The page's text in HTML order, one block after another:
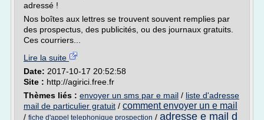
adressé !
Nos boîtes aux lettres se trouvent souvent remplies par
des prospectus, des publicités, ou des journaux gratuits.
Ces courriers...
Lire la suite
Date: 2017-10-17 20:52:58
Site : http://agirici.free.fr
Thèmes liés : envoyer un sms par e mail / liste d'adresse
mail de particulier gratuit / comment envoyer un e mail
/ fiche d'appel telephonique prospection / adresse e mail d